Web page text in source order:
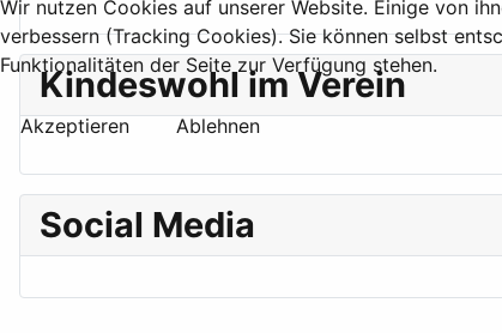
Kindeswohl im Verein
Social Media
Wir nutzen Cookies auf unserer Website. Einige von
verbessern (Tracking Cookies). Sie können selbst
Funktionalitäten der Seite zur Verfügung stehen.
Akzeptieren
Ablehnen